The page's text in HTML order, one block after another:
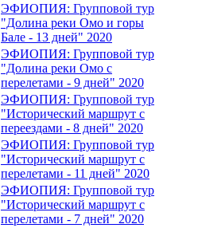
ЭФИОПИЯ: Групповой тур
"Долина реки Омо и горы
Бале - 13 дней" 2020
ЭФИОПИЯ: Групповой тур
"Долина реки Омо с
перелетами - 9 дней" 2020
ЭФИОПИЯ: Групповой тур
"Исторический маршрут с
переездами - 8 дней" 2020
ЭФИОПИЯ: Групповой тур
"Исторический маршрут с
перелетами - 11 дней" 2020
ЭФИОПИЯ: Групповой тур
"Исторический маршрут с
перелетами - 7 дней" 2020